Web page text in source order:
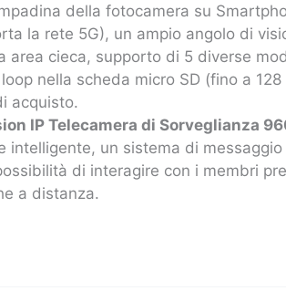
della fotocamera su
la rete 5G), un ampio angolo di
area cieca, supporto di 5 diverse
nella scheda micro SD (fino a 128
acquisto.
IP Telecamera di Sorveglianza
intelligente, un sistema di
di interagire con i membri
a distanza.